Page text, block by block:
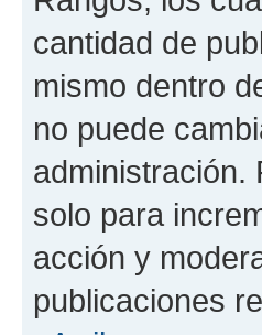
cantidad de
mismo dentro
no puede
administración.
solo para
acción y
publicaciones